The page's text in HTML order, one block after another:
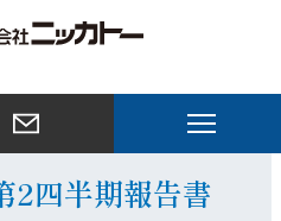
ュ
ー
四半期報告書